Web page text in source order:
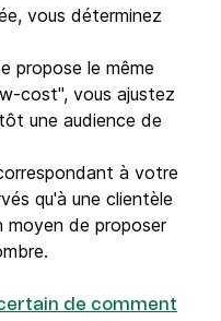
vous déterminez
propose le même
cost", vous ajustez
une audience de
à votre
qu'à une clientèle
moyen de proposer
de comment